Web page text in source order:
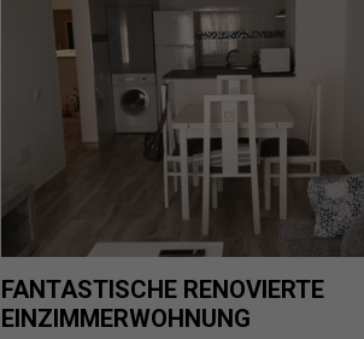
FANTASTISCHE RENOVIERTE
EINZIMMERWOHNUNG